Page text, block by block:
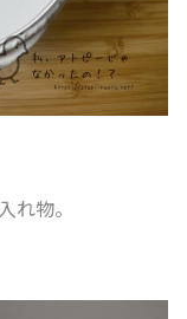
れ物。